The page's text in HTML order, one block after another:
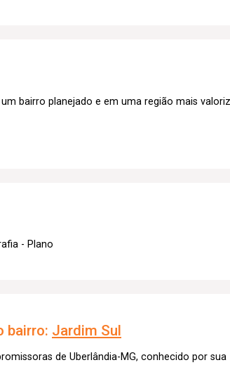
bairro planejado e em uma região mais
- Plano
bairro: Jardim Sul
de Uberlândia-MG, conhecido por sua